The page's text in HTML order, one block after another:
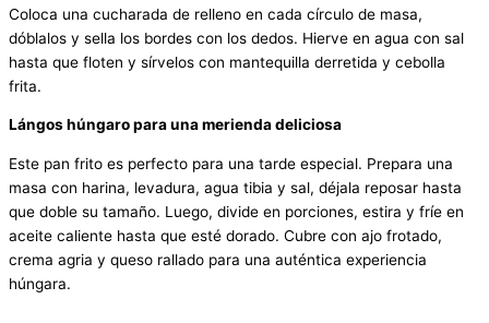
Coloca una cucharada de relleno en cada círculo de masa,
dóblalos y sella los bordes con los dedos. Hierve en agua con sal
hasta que floten y sírvelos con mantequilla derretida y cebolla
frita.
Lángos húngaro para una merienda deliciosa
Este pan frito es perfecto para una tarde especial. Prepara una
masa con harina, levadura, agua tibia y sal, déjala reposar hasta
que doble su tamaño. Luego, divide en porciones, estira y fríe en
aceite caliente hasta que esté dorado. Cubre con ajo frotado,
crema agria y queso rallado para una auténtica experiencia
húngara.